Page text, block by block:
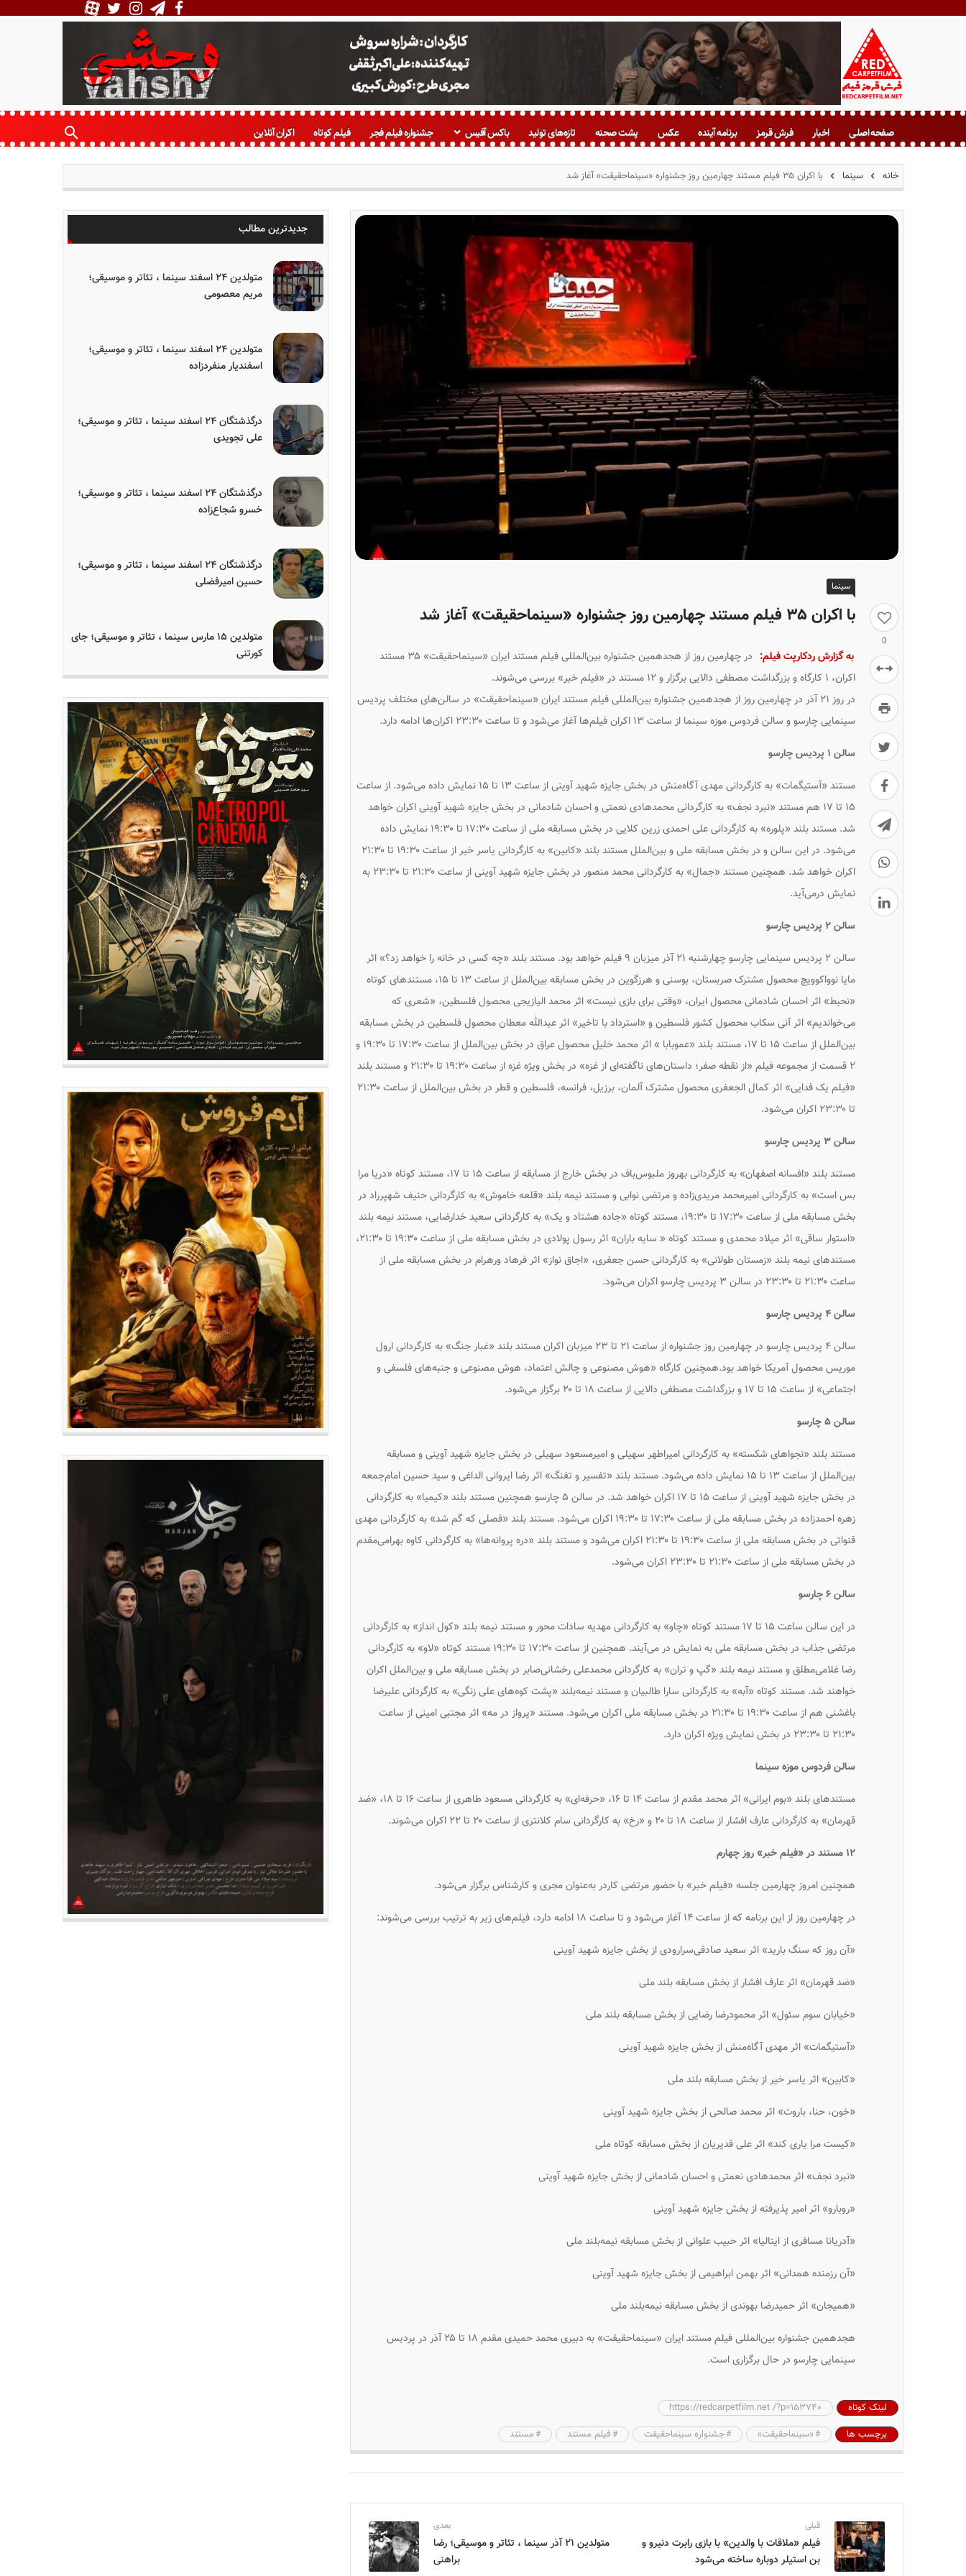
ف
ش
م
ز
صفحه اصلی اخبار فرش قرمز برنامه آینده عکس پشت صحنه تازه‌های تولید باکس آفیس جشنواره فیلم فجر فیلم کوتاه اکران آنلاین
خانه سینما با اکران ۳۵ فیلم مستند چهارمین روز جشنواره «سینماحقیقت» آغاز شد
0
سینما
با اکران ۳۵ فیلم مستند چهارمین روز جشنواره «سینماحقیقت» آغاز شد
به گزارش ردکارپت فیلم:
در چهارمین روز از هجدهمین جشنواره بین‌المللی فیلم مستند ایران «سینماحقیقت» ۳۵ مستند
اکران، ۱ کارگاه و بزرگداشت مصطفی دالایی برگزار و ۱۲ مستند در «فیلم خبر» بررسی می‌شوند.
در روز ۲۱ آذر در چهارمین روز از هجدهمین جشنواره بین‌المللی فیلم مستند ایران «سینماحقیقت» در سالن‌های مختلف پردیس
سینمایی چارسو و سالن فردوس موزه سینما از ساعت ۱۳ اکران فیلم‌ها آغاز می‌شود و تا ساعت ۲۳:۳۰ اکران‌ها ادامه دارد.
سالن ۱ پردیس چارسو
مستند «آستیگمات» به کارگردانی مهدی آگاه‌منش در بخش جایزه شهید آوینی از ساعت ۱۳ تا ۱۵ نمایش داده می‌شود. از ساعت
۱۵ تا ۱۷ هم مستند «نبرد نجف» به کارگردانی محمدهادی نعمتی و احسان شادمانی در بخش جایزه شهید آوینی اکران خواهد
شد. مستند بلند «پلوره» به کارگردانی علی احمدی ‌زرین کلایی در بخش مسابقه ملی از ساعت ۱۷:۳۰ تا ۱۹:۳۰ نمایش داده
می‌شود. در این سالن و در بخش مسابقه ملی و بین‌الملل مستند بلند «کابین» به کارگردانی یاسر خیر از ساعت ۱۹:۳۰ تا ۲۱:۳۰
اکران خواهد شد. همچنین مستند «جمال» به کارگردانی محمد منصور در بخش جایزه شهید آوینی از ساعت ۲۱:۳۰ تا ۲۳:۳۰ به
نمایش درمی‌آید.
سالن ۲ پردیس چارسو
سالن ۲ پردیس سینمایی چارسو چهارشنبه ۲۱ آذر میزبان ۹ فیلم خواهد بود. مستند بلند «چه کسی در خانه را خواهد زد؟» اثر
مایا نوواکوویچ محصول مشترک صربستان، بوسنی و هرزگوین در بخش مسابقه بین‌الملل از ساعت ۱۳ تا ۱۵، مستندهای کوتاه
«نحیط» اثر احسان شادمانی محصول ایران، «وقتی برای بازی نیست» اثر محمد الیازیجی محصول فلسطین، «شعری که
می‌خواندیم» اثر آنی سکاب محصول کشور فلسطین و «استرداد با تاخیر» اثر عبدالله معطان محصول فلسطین در بخش مسابقه
بین‌الملل از ساعت ۱۵ تا ۱۷، مستند بلند «عموبابا » اثر محمد خلیل محصول عراق در بخش بین‌الملل از ساعت ۱۷:۳۰ تا ۱۹:۳۰ و
۲ قسمت از مجموعه فیلم «از نقطه صفر؛ داستان‌های ناگفته‌ای از غزه» در بخش ویژه غزه از ساعت ۱۹:۳۰ تا ۲۱:۳۰ و مستند بلند
«فیلم یک فدایی» اثر کمال الجعفری محصول مشترک آلمان، برزیل، فرانسه، فلسطین و قطر در بخش بین‌الملل از ساعت ۲۱:۳۰
تا ۲۳:۳۰ اکران می‌شود.
سالن ۳ پردیس چارسو
مستند بلند «افسانه اصفهان» به کارگردانی بهروز ملبوس‌باف در بخش خارج از مسابقه از ساعت ۱۵ تا ۱۷، مستند کوتاه «دریا مرا
بس است» به کارگردانی امیرمحمد مریدی‌زاده و مرتضی نوابی و مستند نیمه بلند «قلعه خاموش» به کارگردانی حنیف شهپرراد در
بخش مسابقه ملی از ساعت ۱۷:۳۰ تا ۱۹:۳۰، مستند کوتاه «جاده هشتاد و یک» به کارگردانی سعید خدارضایی، مستند نیمه بلند
«استوار ساقی» اثر میلاد محمدی و مستند کوتاه « سایه باران» اثر رسول پولادی در بخش مسابقه ملی از ساعت ۱۹:۳۰ تا ۲۱:۳۰،
مستندهای نیمه بلند «زمستان طولانی» به کارگردانی حسن جعفری، «اجاق نواز» اثر فرهاد ورهرام در بخش مسابقه ملی از
ساعت ۲۱:۳۰ تا ۲۳:۳۰ در سالن ۳ پردیس چارسو اکران می‌شود.
سالن ۴ پردیس چارسو
سالن ۴ پردیس چارسو در چهارمین روز جشنواره از ساعت ۲۱ تا ۲۳ میزبان اکران مستند بلند «غبار جنگ» به کارگردانی ارول
موریس محصول آمریکا خواهد بود.همچنین کارگاه «هوش مصنوعی و چالش اعتماد، هوش مصنوعی و جنبه‌های فلسفی و
اجتماعی» از ساعت ۱۵ تا ۱۷ و بزرگداشت مصطفی دالایی از ساعت ۱۸ تا ۲۰ برگزار می‌شود.
سالن ۵ چارسو
مستند بلند «نجواهای شکسته» به کارگردانی امیراطهر سهیلی و امیرمسعود سهیلی در بخش جایزه شهید آوینی و مسابقه
بین‌الملل از ساعت ۱۳ تا ۱۵ نمایش داده می‌شود. مستند ‌بلند «تفسیر و تفنگ» اثر رضا ایروانی الداغی و سید حسین امام‌جمعه
در بخش جایزه شهید آوینی از ساعت ۱۵ تا ۱۷ اکران خواهد شد. در سالن ۵ چارسو همچنین مستند بلند «کیمیا» به کارگردانی
زهره احمدزاده در بخش مسابقه ملی از ساعت ۱۷:۳۰ تا ۱۹:۳۰ اکران می‌شود. مستند بلند «فصلی که گم شد» به کارگردانی مهدی
قنواتی در بخش مسابقه ملی از ساعت ۱۹:۳۰ تا ۲۱:۳۰ اکران می‌شود و مستند ‌بلند «دره پروانه‌ها» به کارگردانی کاوه بهرامی‌مقدم
در بخش مسابقه ملی از ساعت ۲۱:۳۰ تا ۲۳:۳۰ اکران می‌شود.
سالن ۶ چارسو
در این سالن ساعت ۱۵ تا ۱۷ مستند کوتاه «چاو» به کارگردانی مهدیه سادات محور و مستند نیمه بلند «کول انداز» به کارگردانی
مرتضی جذاب در بخش مسابقه ملی به نمایش در می‌آیند. همچنین از ساعت ۱۷:۳۰ تا ۱۹:۳۰ مستند کوتاه «لاو» به کارگردانی
رضا غلامی‌مطلق و مستند نیمه بلند «گپ و تران» به کارگردانی محمدعلی رخشانی‌صابر در بخش مسابقه ملی و بین‌الملل اکران
خواهند شد. مستند کوتاه «آبه» به کارگردانی سارا طالبیان و مستند نیمه‌بلند «پشت کوه‌های علی زنگی» به کارگردانی علیرضا
باغشنی هم از ساعت ۱۹:۳۰ تا ۲۱:۳۰ در بخش مسابقه ملی اکران می‌شود. مستند «پرواز در مه» اثر مجتبی امینی از ساعت
۲۱:۳۰ تا ۲۳:۳۰ در بخش نمایش ویژه اکران دارد.
سالن فردوس موزه سینما
مستندهای بلند «بوم ایرانی» اثر محمد مقدم از ساعت ۱۴ تا ۱۶، «حرفه‌ای» به کارگردانی مسعود طاهری از ساعت ۱۶ تا ۱۸، «ضد
قهرمان» به کارگردانی عارف افشار از ساعت ۱۸ تا ۲۰ و «رخ» به کارگردانی سام کلانتری از ساعت ۲۰ تا ۲۲ اکران می‌شوند.
۱۲ مستند در «فیلم خبر» روز چهارم
همچنین امروز چهارمین جلسه «فیلم خبر» با حضور مرتضی کاردر به‌عنوان مجری و کارشناس برگزار می‌شود.
در چهارمین روز از این برنامه که از ساعت ۱۴ آغاز می‌شود و تا ساعت ۱۸ ادامه دارد، فیلم‌های زیر به ترتیب بررسی می‌شوند:
«آن روز که سنگ بارید» اثر سعید صادقی‌سرارودی از بخش جایزه شهید آوینی
«ضد قهرمان» اثر عارف افشار از بخش مسابقه بلند ملی
«خیابان سوم سئول» اثر محمودرضا رضایی از بخش مسابقه بلند ملی
«آستیگمات» اثر مهدی آگاه‌منش از بخش جایزه شهید آوینی
«کابین» اثر یاسر خیر از بخش مسابقه بلند ملی
«خون، حنا، باروت» اثر محمد صالحی از بخش جایزه شهید آوینی
«کیست مرا یاری کند» اثر علی قدیریان از بخش مسابقه کوتاه ملی
«نبرد نجف» اثر محمدهادی‌ نعمتی و احسان شادمانی از بخش جایزه شهید آوینی
«روبارو» اثر امیر پذیرفته از بخش جایزه شهید آوینی
«آدریانا مسافری از ایتالیا» اثر حبیب علوانی از بخش مسابقه نیمه‌بلند ملی
«آن رزمنده همدانی» اثر بهمن ابراهیمی از بخش جایزه شهید آوینی
«همیجان» اثر حمیدرضا بهوندی از بخش مسابقه نیمه‌بلند ملی
هجدهمین جشنواره بین‌المللی فیلم مستند ایران «سینماحقیقت» به دبیری محمد حمیدی مقدم ۱۸ تا ۲۵ آذر در پردیس
سینمایی چارسو در حال برگزاری‌ است.
لینک کوتاه
https://redcarpetfilm.net /?p=153740
برچسب ها
«سینماحقیقت» جشنواره سینماحقیقت فیلم مستند مستند
قبلی
فیلم «ملاقات با والدین» با بازی رابرت دنیرو و
بن استیلر دوباره ساخته می‌شود
بعدی
متولدین ۲۱ آذر سینما ، تئاتر و موسیقی؛ رضا
براهنی
جدیدترین مطالب
متولدین ۲۴ اسفند سینما ، تئاتر و موسیقی؛
مریم معصومی
متولدین ۲۴ اسفند سینما ، تئاتر و موسیقی؛
اسفندیار منفردزاده
درگذشتگان ۲۴ اسفند سینما ، تئاتر و موسیقی؛
علی تجویدی
درگذشتگان ۲۴ اسفند سینما ، تئاتر و موسیقی؛
خسرو شجاع‌زاده
درگذشتگان ۲۴ اسفند سینما ، تئاتر و موسیقی؛
حسین امیرفضلی
متولدین ۱۵ مارس سینما ، تئاتر و موسیقی؛ جای
کورتنی